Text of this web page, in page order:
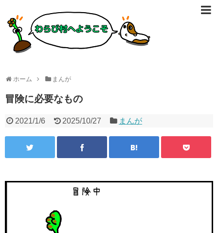
ホーム まんが
冒険に必要なもの
2021/1/6 2025/10/27 まんが